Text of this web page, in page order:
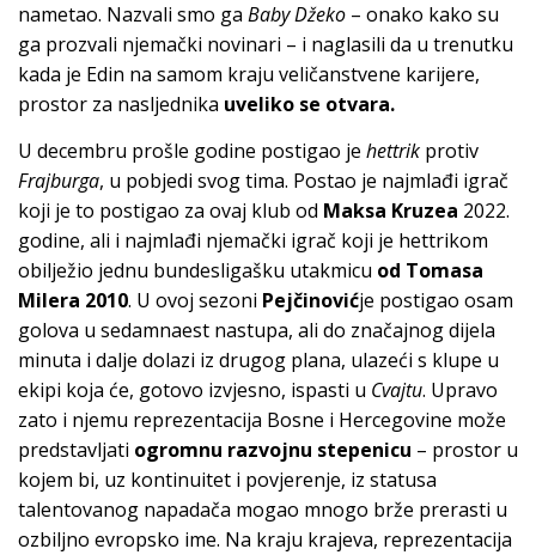
nametao. Nazvali smo ga Baby Džeko – onako kako su
ga prozvali njemački novinari – i naglasili da u trenutku
kada je Edin na samom kraju veličanstvene karijere,
prostor za nasljednika uveliko se otvara.
U decembru prošle godine postigao je hettrik protiv
Frajburga, u pobjedi svog tima. Postao je najmlađi igrač
koji je to postigao za ovaj klub od Maksa Kruzea 2022.
godine, ali i najmlađi njemački igrač koji je hettrikom
obilježio jednu bundesligašku utakmicu od Tomasa
Milera 2010. U ovoj sezoni Pejčinovićje postigao osam
golova u sedamnaest nastupa, ali do značajnog dijela
minuta i dalje dolazi iz drugog plana, ulazeći s klupe u
ekipi koja će, gotovo izvjesno, ispasti u Cvajtu. Upravo
zato i njemu reprezentacija Bosne i Hercegovine može
predstavljati ogromnu razvojnu stepenicu – prostor u
kojem bi, uz kontinuitet i povjerenje, iz statusa
talentovanog napadača mogao mnogo brže prerasti u
ozbiljno evropsko ime. Na kraju krajeva, reprezentacija